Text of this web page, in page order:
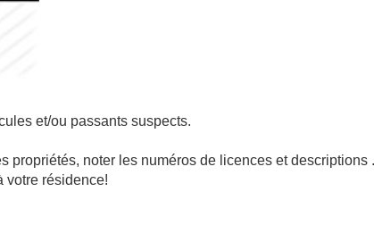
et/ou passants suspects.
propriétés, noter les numéros de licences et descriptions
votre résidence!